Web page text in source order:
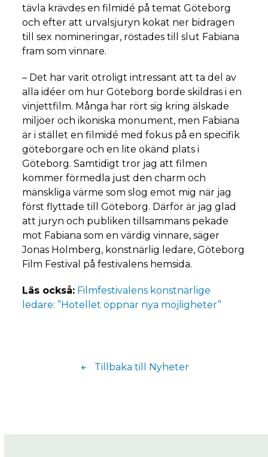
tävla krävdes en filmidé på temat Göteborg
och efter att urvalsjuryn kokat ner bidragen
till sex nomineringar, röstades till slut Fabiana
fram som vinnare.
– Det har varit otroligt intressant att ta del av
alla idéer om hur Göteborg borde skildras i en
vinjettfilm. Många har rört sig kring älskade
miljöer och ikoniska monument, men Fabiana
är i stället en filmidé med fokus på en specifik
göteborgare och en lite okänd plats i
Göteborg. Samtidigt tror jag att filmen
kommer förmedla just den charm och
mänskliga värme som slog emot mig när jag
först flyttade till Göteborg. Därför är jag glad
att juryn och publiken tillsammans pekade
mot Fabiana som en värdig vinnare, säger
Jonas Holmberg, konstnärlig ledare, Göteborg
Film Festival på festivalens hemsida.
Läs också: Filmfestivalens konstnärlige
ledare: ”Hotellet öppnar nya möjligheter”
Tillbaka till Nyheter